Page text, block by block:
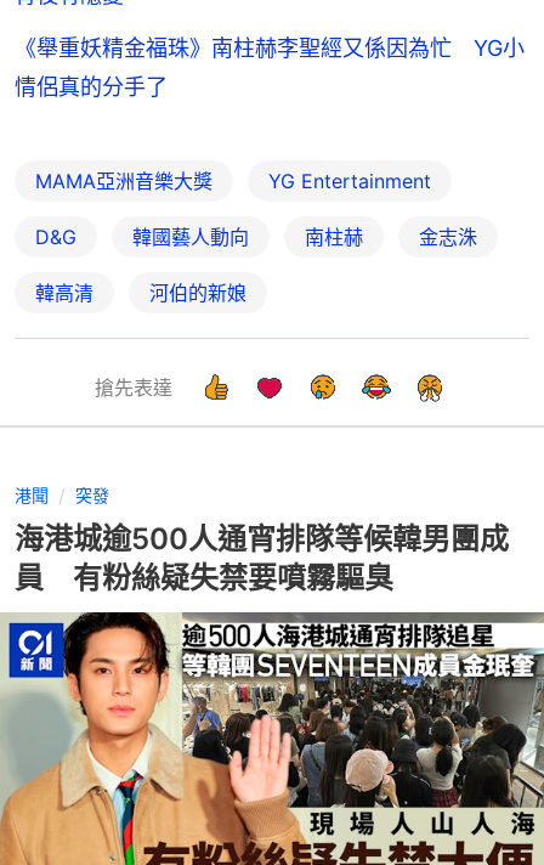
《舉重妖精金福珠》南柱赫李聖經又係因為忙 YG小
情侶真的分手了
MAMA亞洲音樂大獎 YG Entertainment
D&G 韓國藝人動向 南柱赫 金志洙
韓高清 河伯的新娘
搶先表達
港聞 突發
海港城逾500人通宵排隊等候韓男團成
員 有粉絲疑失禁要噴霧驅臭